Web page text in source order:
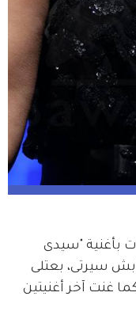
بأغنية "سيدى
سيرتى، بعتلى
غنت آخر أغنيتين